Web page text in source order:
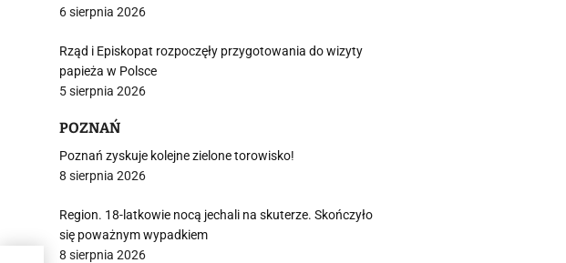
6 sierpnia 2026
Rząd i Episkopat rozpoczęły przygotowania do wizyty
papieża w Polsce
5 sierpnia 2026
POZNAŃ
Poznań zyskuje kolejne zielone torowisko!
8 sierpnia 2026
Region. 18-latkowie nocą jechali na skuterze. Skończyło
się poważnym wypadkiem
8 sierpnia 2026